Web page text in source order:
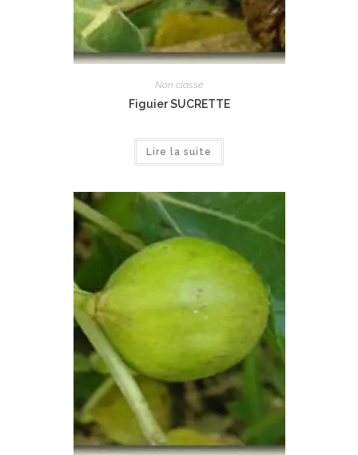
Non classé
Figuier SUCRETTE
Lire la suite